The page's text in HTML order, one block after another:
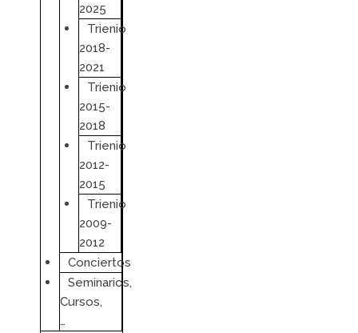
2025
Trienio
2018-
2021
Trienio
2015-
2018
Trienio
2012-
2015
Trienio
2009-
2012
Conciertos
Seminarios,
Cursos,
…